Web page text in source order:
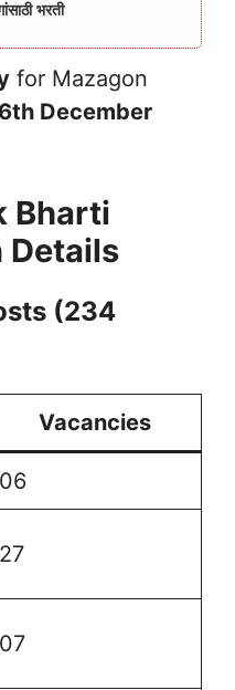
भरती
for Mazagon
December
Bharti
Details
(234
Vacancies
06
27
07